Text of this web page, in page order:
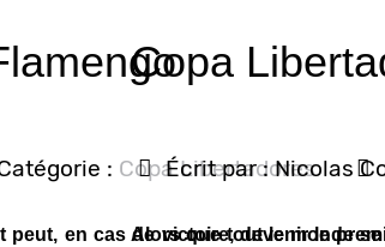
: Copa Libertadores
peut, en cas de victoire, devenir le
Copa
Écrit par :Nicolas
Alors que tout le monde